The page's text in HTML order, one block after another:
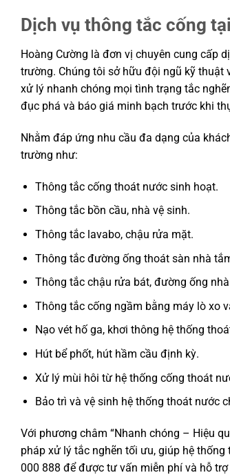
Dịch vụ thông tắc cống
Hoàng Cường là đơn vị chuyên cung cấp
trường. Chúng tôi sở hữu đội ngũ kỹ thuật
xử lý nhanh chóng mọi tình trạng tắc
đục phá và báo giá minh bạch trước khi
Nhằm đáp ứng nhu cầu đa dạng của
trường như:
Thông tắc cống thoát nước sinh hoạt.
Thông tắc bồn cầu, nhà vệ sinh.
Thông tắc lavabo, chậu rửa mặt.
Thông tắc đường ống thoát sàn nhà
Thông tắc chậu rửa bát, đường ống
Thông tắc cống ngầm bằng máy lò xo
Nạo vét hố ga, khơi thông hệ thống
Hút bể phốt, hút hầm cầu định kỳ.
Xử lý mùi hôi từ hệ thống cống thoát
Bảo trì và vệ sinh hệ thống thoát nước
Với phương châm “Nhanh chóng – Hiệu
pháp xử lý tắc nghẽn tối ưu, giúp hệ
000 888 để được tư vấn miễn phí và hỗ